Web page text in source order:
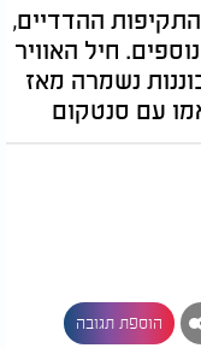
ההדדיים,
חיל האוויר
נשמרה מאז
עם סנטקום
הוספת תגובה